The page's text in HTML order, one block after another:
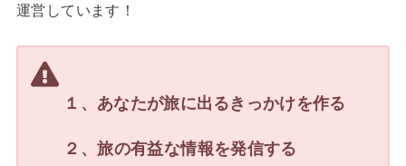
運営しています！
１、あなたが旅に出るきっかけを作る
２、旅の有益な情報を発信する